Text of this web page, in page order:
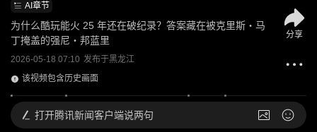
AI章节
为什么酷玩能火 25 年还在破纪录？答案藏在被克里斯・马
丁掩盖的强尼・邦蓝里
2026-05-18 07:10 发布于黑龙江
该视频包含历史画面
分享
打开腾讯新闻客户端说两句